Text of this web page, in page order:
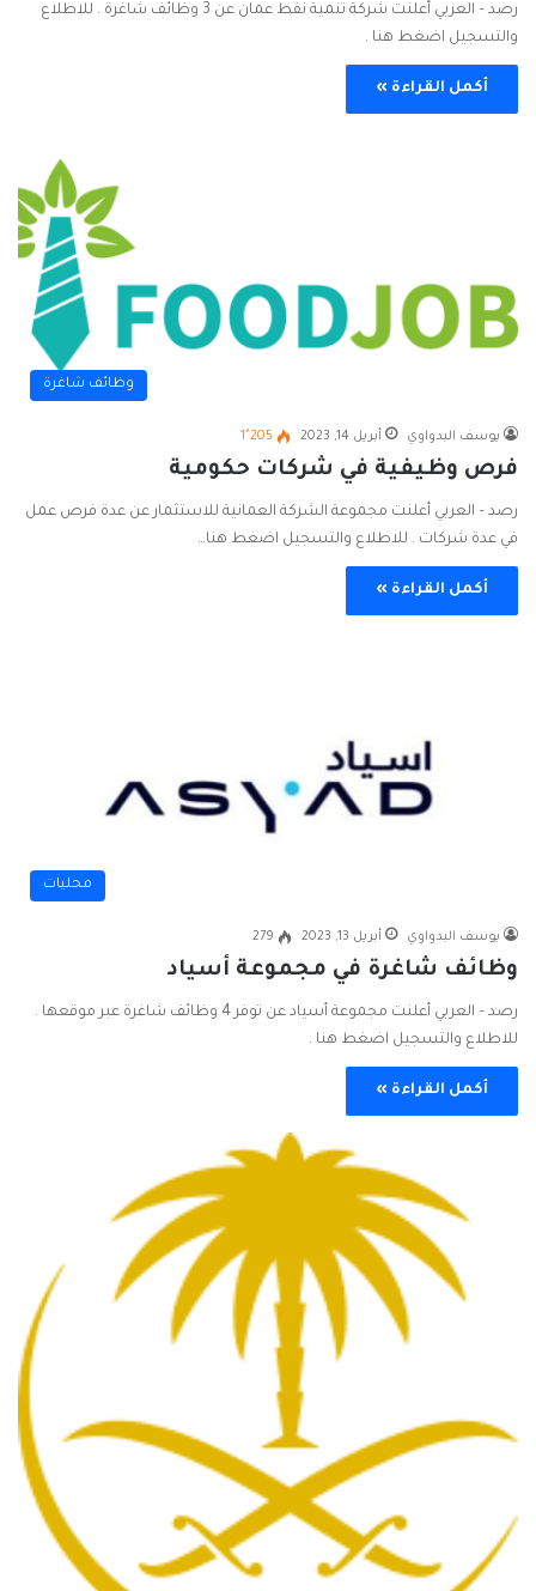
رصد – العربي أعلنت شركة تنمية نفط عمان عن 3 وظائف شاغرة . للاطلاع
والتسجيل اضغط هنا .
أكمل القراءة »
وظائف شاغرة
يوسف البدواوي أبريل 14, 2023 1٬205
فرص وظيفية في شركات حكومية
رصد – العربي أعلنت مجموعة الشركة العمانية للاستثمار عن عدة فرص عمل
في عدة شركات . للاطلاع والتسجيل اضغط هنا…
أكمل القراءة »
محليات
يوسف البدواوي أبريل 13, 2023 279
وظائف شاغرة في مجموعة أسياد
رصد – العربي أعلنت مجموعة أسياد عن توفر 4 وظائف شاغرة عبر موقعها .
للاطلاع والتسجيل اضغط هنا .
أكمل القراءة »